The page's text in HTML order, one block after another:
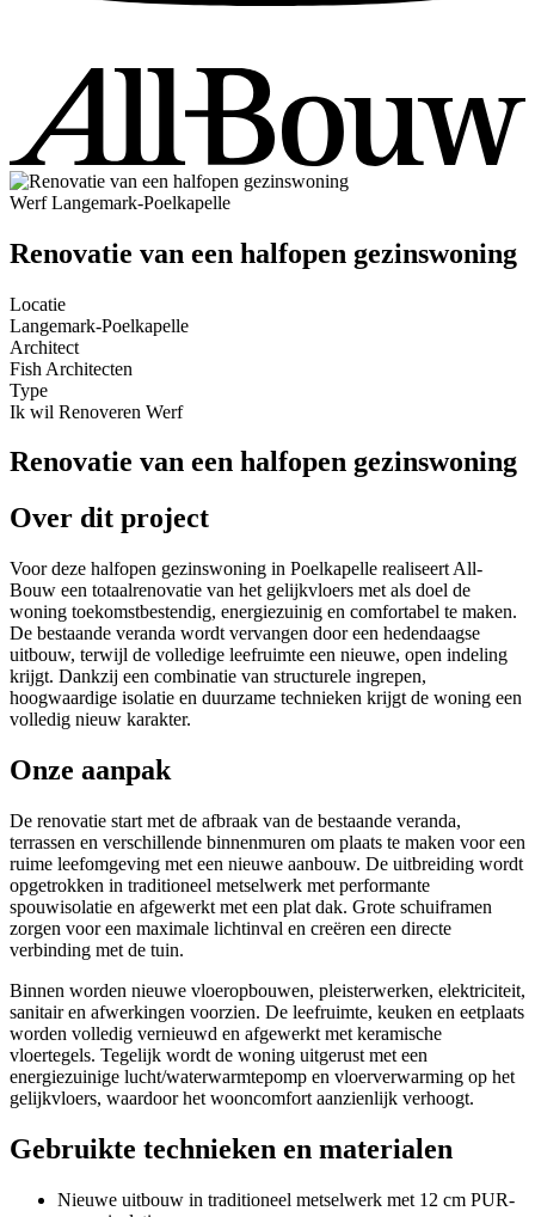
Werf Langemark-Poelkapelle
Renovatie van een halfopen gezinswoning
Locatie
Langemark-Poelkapelle
Architect
Fish Architecten
Type
Ik wil Renoveren Werf
Renovatie van een halfopen gezinswoning
Over dit project
Voor deze halfopen gezinswoning in Poelkapelle realiseert All-
Bouw een totaalrenovatie van het gelijkvloers met als doel de
woning toekomstbestendig, energiezuinig en comfortabel te maken.
De bestaande veranda wordt vervangen door een hedendaagse
uitbouw, terwijl de volledige leefruimte een nieuwe, open indeling
krijgt. Dankzij een combinatie van structurele ingrepen,
hoogwaardige isolatie en duurzame technieken krijgt de woning een
volledig nieuw karakter.
Onze aanpak
De renovatie start met de afbraak van de bestaande veranda,
terrassen en verschillende binnenmuren om plaats te maken voor een
ruime leefomgeving met een nieuwe aanbouw. De uitbreiding wordt
opgetrokken in traditioneel metselwerk met performante
spouwisolatie en afgewerkt met een plat dak. Grote schuiframen
zorgen voor een maximale lichtinval en creëren een directe
verbinding met de tuin.
Binnen worden nieuwe vloeropbouwen, pleisterwerken, elektriciteit,
sanitair en afwerkingen voorzien. De leefruimte, keuken en eetplaats
worden volledig vernieuwd en afgewerkt met keramische
vloertegels. Tegelijk wordt de woning uitgerust met een
energiezuinige lucht/waterwarmtepomp en vloerverwarming op het
gelijkvloers, waardoor het wooncomfort aanzienlijk verhoogt.
Gebruikte technieken en materialen
Nieuwe uitbouw in traditioneel metselwerk met 12 cm PUR-